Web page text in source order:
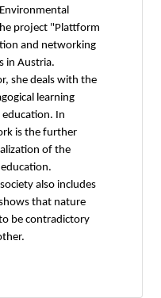
project "Plattform
and networking
in Austria.
she deals with the
learning
In
is the further
of the
also includes
that nature
be contradictory